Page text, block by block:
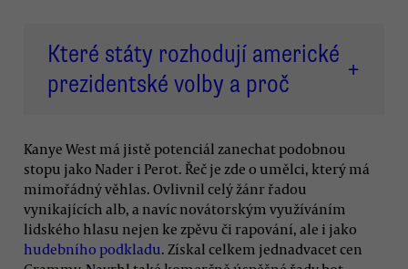
Které státy rozhodují americké
prezidentské volby a proč
+
Kanye West má jistě potenciál zanechat podobnou
stopu jako Nader i Perot. Řeč je zde o umělci, který má
mimořádný věhlas. Ovlivnil celý žánr řadou
vynikajících alb, a navíc novátorským využíváním
lidského hlasu nejen ke zpěvu či rapování, ale i jako
hudebního podkladu. Získal celkem jednadvacet cen